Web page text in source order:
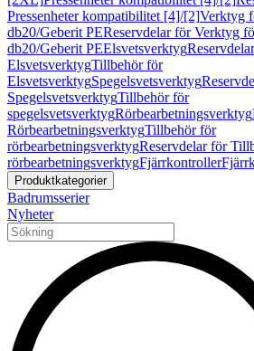
Pressenheter kompatibilitet [4]/[2]Verktyg
db20/Geberit PEReservdelar för Verktyg
db20/Geberit PEElsvetsverktyg
ElsvetsverktygTillbehör för
ElsvetsverktygSpegelsvetsverktyg
SpegelsvetsverktygTillbehör för
spegelsvetsverktygRörbearbetningsverktyg
RörbearbetningsverktygTillbehör för
rörbearbetningsverktygReservdelar för
rörbearbetningsverktygFjärrkontroller
Produktkategorier
Badrumsserier
Nyheter